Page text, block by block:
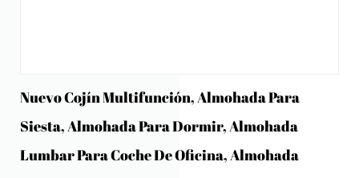
Nuevo Cojín Multifunción, Almohada Para
Siesta, Almohada Para Dormir, Almohada
Lumbar Para Coche De Oficina, Almohada